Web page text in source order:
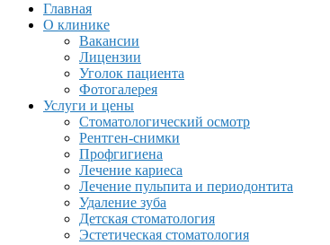
Главная
О клинике
Вакансии
Лицензии
Уголок пациента
Фотогалерея
Услуги и цены
Стоматологический осмотр
Рентген-снимки
Профгигиена
Лечение кариеса
Лечение пульпита и периодонтита
Удаление зуба
Детская стоматология
Эстетическая стоматология